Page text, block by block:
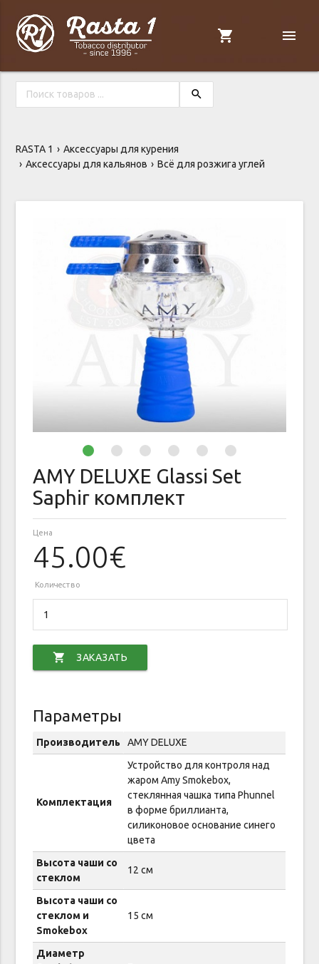
shopping_cart menu
search
RASTA 1
Аксессуары для курения
Аксессуары для кальянов
Всё для розжига углей
AMY DELUXE Glassi Set
Saphir комплект
Цена
45.00€
Количество
shopping_cart ЗАКАЗАТЬ
Параметры
Производитель AMY DELUXE
Комплектация
Устройство для контроля над
жаром Amy Smokebox,
стеклянная чашка типа Phunnel
в форме бриллианта,
силиконовое основание синего
цвета
Высота чаши со
стеклом
12 см
Высота чаши со
стеклом и
Smokebox
15 см
Диаметр